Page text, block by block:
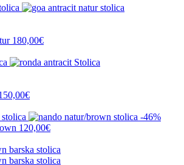
180,00€
-46%
120,00€